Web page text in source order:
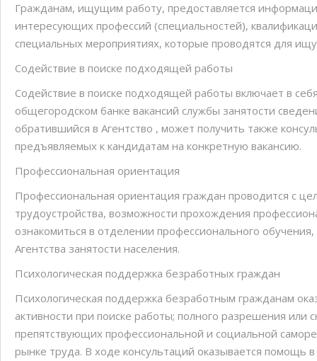
Гражданам, ищущим работу, предоставляется
интересующих профессий (специальностей),
специальных мероприятиях, которые проводятся для
Содействие в поиске подходящей работы
Содействие в поиске подходящей работы включает в
общегородском банке вакансий службы занятости
обратившийся в Агентство , может получить также
предъявляемых к кандидатам на конкретную вакансию.
Профессиональная ориентация
Профессиональная ориентация граждан проводится с
трудоустройства, возможности прохождения
ознакомиться в отделении профессионального
Агентства занятости населения.
Психологическая поддержка безработных граждан
Психологическая поддержка безработным гражданам
активности при поиске работы; полного разрешения или
препятствующих профессиональной и социальной
рынке труда. В ходе консультаций оказывается помощь